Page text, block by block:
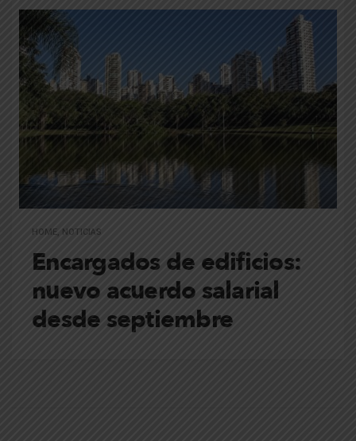
HOME, NOTICIAS
Encargados de edificios:
nuevo acuerdo salarial
desde septiembre